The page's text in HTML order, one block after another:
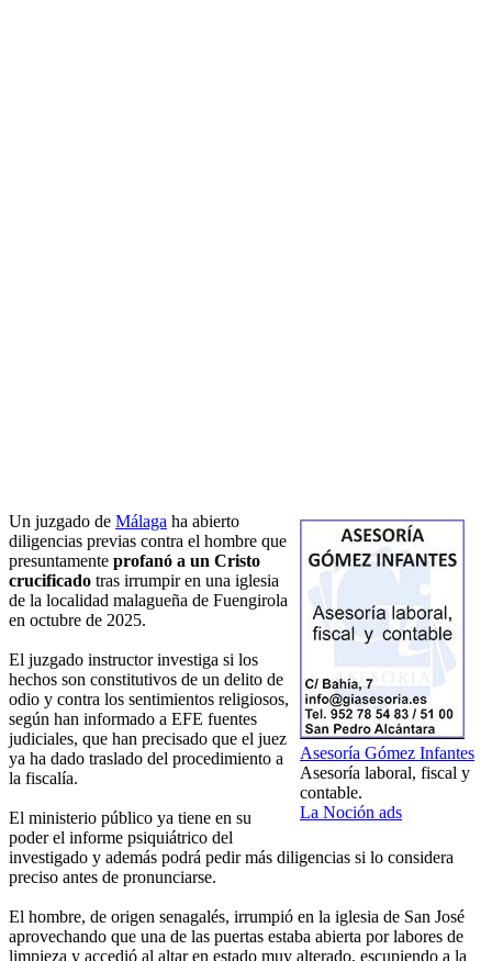
Asesoría Gómez Infantes
Asesoría laboral, fiscal y
contable.
La Noción ads
Un juzgado de Málaga ha abierto
diligencias previas contra el hombre que
presuntamente profanó a un Cristo
crucificado tras irrumpir en una iglesia
de la localidad malagueña de Fuengirola
en octubre de 2025.
El juzgado instructor investiga si los
hechos son constitutivos de un delito de
odio y contra los sentimientos religiosos,
según han informado a EFE fuentes
judiciales, que han precisado que el juez
ya ha dado traslado del procedimiento a
la fiscalía.
El ministerio público ya tiene en su
poder el informe psiquiátrico del
investigado y además podrá pedir más diligencias si lo considera
preciso antes de pronunciarse.
El hombre, de origen senagalés, irrumpió en la iglesia de San José
aprovechando que una de las puertas estaba abierta por labores de
limpieza y accedió al altar en estado muy alterado, escupiendo a la